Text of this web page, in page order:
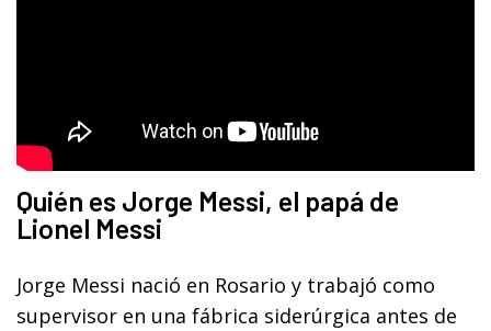
Quién es Jorge Messi, el papá de
Lionel Messi
Jorge Messi nació en Rosario y trabajó como
supervisor en una fábrica siderúrgica antes de